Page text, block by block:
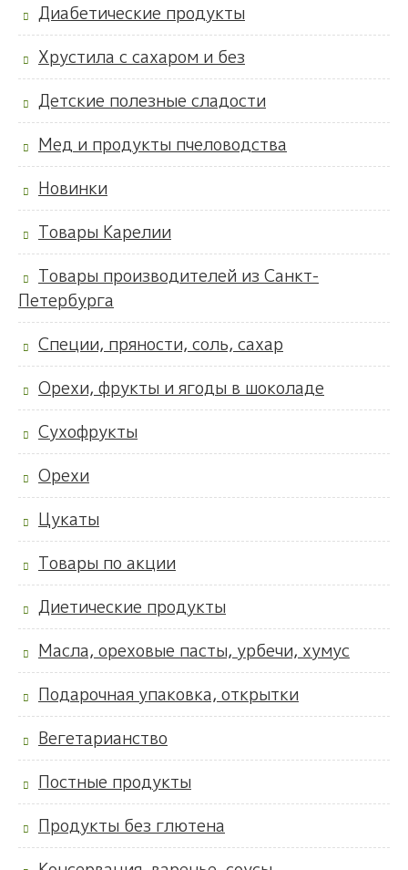
Диабетические продукты
Хрустила с сахаром и без
Детские полезные сладости
Мед и продукты пчеловодства
Новинки
Товары Карелии
Товары производителей из Санкт-
Петербурга
Специи, пряности, соль, сахар
Орехи, фрукты и ягоды в шоколаде
Сухофрукты
Орехи
Цукаты
Товары по акции
Диетические продукты
Масла, ореховые пасты, урбечи, хумус
Подарочная упаковка, открытки
Вегетарианство
Постные продукты
Продукты без глютена